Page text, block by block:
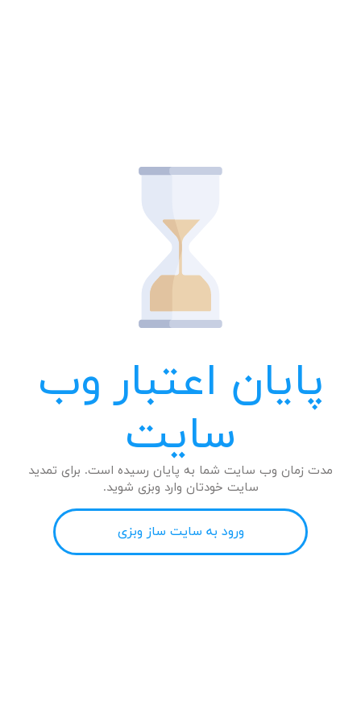
پایان اعتبار وب
سایت
مدت زمان وب سایت شما به پایان رسیده است. برای تمدید
سایت خودتان وارد وبزی شوید.
ورود به سایت ساز وبزی